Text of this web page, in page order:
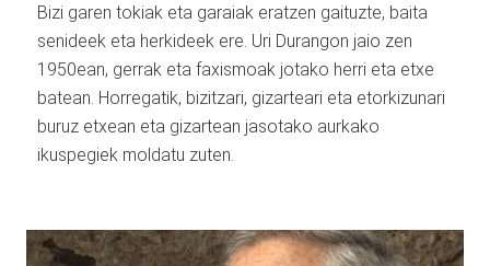
Bizi garen tokiak eta garaiak eratzen gaituzte, baita
senideek eta herkideek ere. Uri Durangon jaio zen
1950ean, gerrak eta faxismoak jotako herri eta etxe
batean. Horregatik, bizitzari, gizarteari eta etorkizunari
buruz etxean eta gizartean jasotako aurkako
ikuspegiek moldatu zuten.